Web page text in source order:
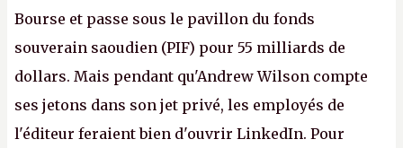
Bourse et passe sous le pavillon du fonds
souverain saoudien (PIF) pour 55 milliards de
dollars. Mais pendant qu'Andrew Wilson compte
ses jetons dans son jet privé, les employés de
l'éditeur feraient bien d'ouvrir LinkedIn. Pour